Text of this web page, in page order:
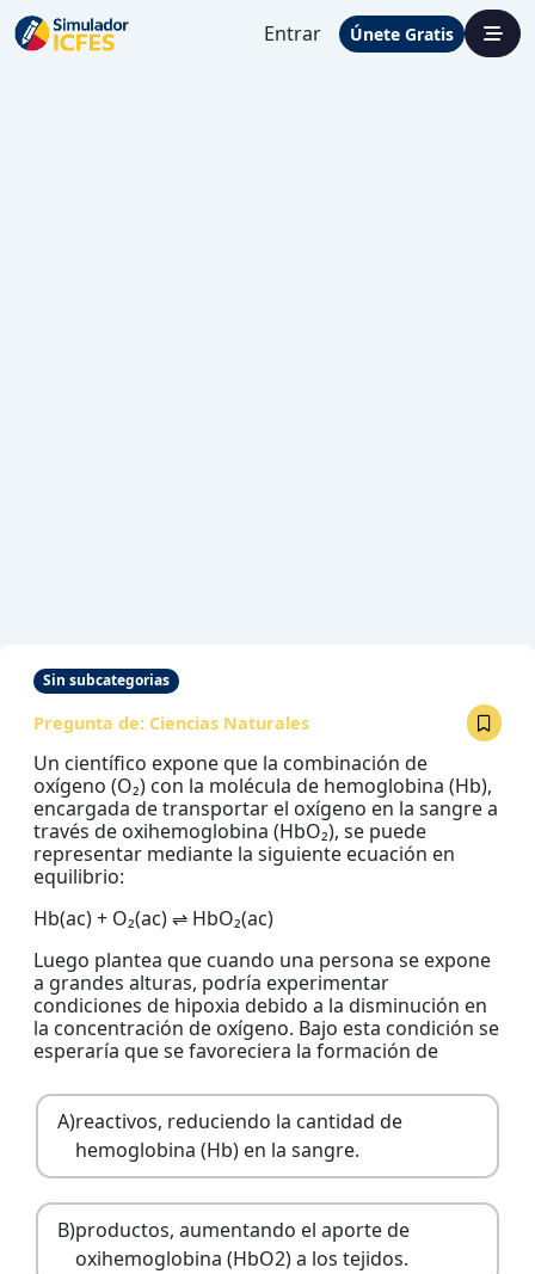
Entrar Únete Gratis
Sin subcategorias
Pregunta de: Ciencias Naturales
Un científico expone que la combinación de
oxígeno (O₂) con la molécula de hemoglobina (Hb),
encargada de transportar el oxígeno en la sangre a
través de oxihemoglobina (HbO₂), se puede
representar mediante la siguiente ecuación en
equilibrio:
Hb(ac) + O₂(ac) ⇌ HbO₂(ac)
Luego plantea que cuando una persona se expone
a grandes alturas, podría experimentar
condiciones de hipoxia debido a la disminución en
la concentración de oxígeno. Bajo esta condición se
esperaría que se favoreciera la formación de
A)reactivos, reduciendo la cantidad de
hemoglobina (Hb) en la sangre.
B)productos, aumentando el aporte de
oxihemoglobina (HbO2) a los tejidos.